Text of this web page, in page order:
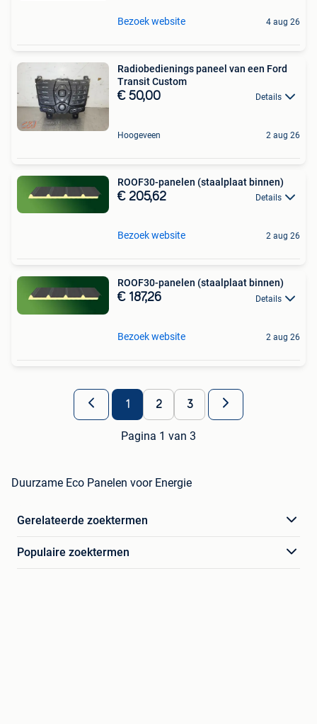
Bezoek website 4 aug 26
Radiobedienings paneel van een Ford
Transit Custom
€ 50,00 Details
Hoogeveen 2 aug 26
ROOF30-panelen (staalplaat binnen)
€ 205,62 Details
Bezoek website 2 aug 26
ROOF30-panelen (staalplaat binnen)
€ 187,26 Details
Bezoek website 2 aug 26
1 2 3
Pagina 1 van 3
Duurzame Eco Panelen voor Energie
Gerelateerde zoektermen
Populaire zoektermen